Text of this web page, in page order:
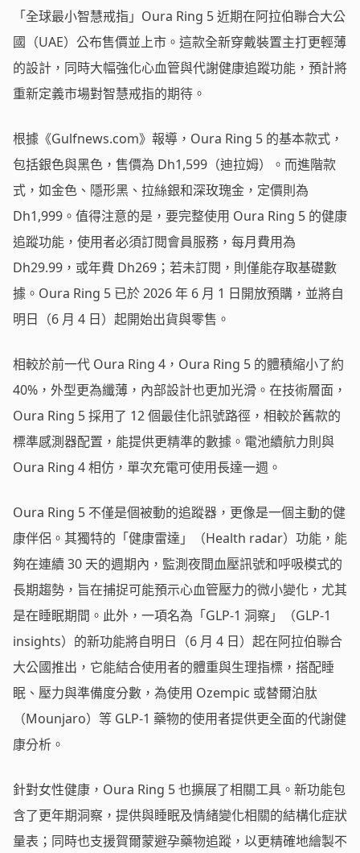
「全球最小智慧戒指」Oura Ring 5 近期在阿拉伯聯合大公
國（UAE）公布售價並上市。這款全新穿戴裝置主打更輕薄
的設計，同時大幅強化心血管與代謝健康追蹤功能，預計將
重新定義市場對智慧戒指的期待。
根據《Gulfnews.com》報導，Oura Ring 5 的基本款式，
包括銀色與黑色，售價為 Dh1,599（迪拉姆）。而進階款
式，如金色、隱形黑、拉絲銀和深玫瑰金，定價則為
Dh1,999。值得注意的是，要完整使用 Oura Ring 5 的健康
追蹤功能，使用者必須訂閱會員服務，每月費用為
Dh29.99，或年費 Dh269；若未訂閱，則僅能存取基礎數
據。Oura Ring 5 已於 2026 年 6 月 1 日開放預購，並將自
明日（6 月 4 日）起開始出貨與零售。
相較於前一代 Oura Ring 4，Oura Ring 5 的體積縮小了約
40%，外型更為纖薄，內部設計也更加光滑。在技術層面，
Oura Ring 5 採用了 12 個最佳化訊號路徑，相較於舊款的
標準感測器配置，能提供更精準的數據。電池續航力則與
Oura Ring 4 相仿，單次充電可使用長達一週。
Oura Ring 5 不僅是個被動的追蹤器，更像是一個主動的健
康伴侶。其獨特的「健康雷達」（Health radar）功能，能
夠在連續 30 天的週期內，監測夜間血壓訊號和呼吸模式的
長期趨勢，旨在捕捉可能預示心血管壓力的微小變化，尤其
是在睡眠期間。此外，一項名為「GLP-1 洞察」（GLP-1
insights）的新功能將自明日（6 月 4 日）起在阿拉伯聯合
大公國推出，它能結合使用者的體重與生理指標，搭配睡
眠、壓力與準備度分數，為使用 Ozempic 或替爾泊肽
（Mounjaro）等 GLP-1 藥物的使用者提供更全面的代謝健
康分析。
針對女性健康，Oura Ring 5 也擴展了相關工具。新功能包
含了更年期洞察，提供與睡眠及情緒變化相關的結構化症狀
量表；同時也支援賀爾蒙避孕藥物追蹤，以更精確地繪製不